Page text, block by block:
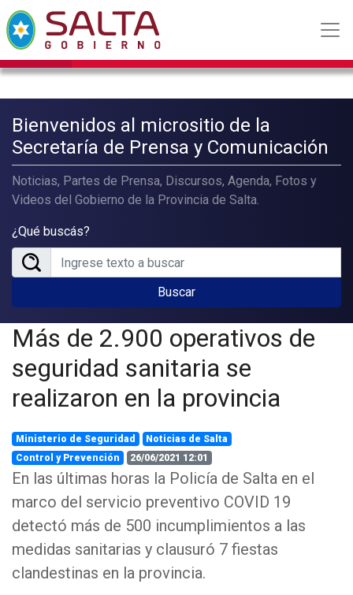
Bienvenidos al micrositio de la
Secretaría de Prensa y Comunicación
Noticias, Partes de Prensa, Discursos, Agenda, Fotos y
Videos del Gobierno de la Provincia de Salta.
¿Qué buscás?
Buscar
Más de 2.900 operativos de
seguridad sanitaria se
realizaron en la provincia
Ministerio de Seguridad
Noticias de Salta
Control y Prevención
26/06/2021 12:01
En las últimas horas la Policía de Salta en el
marco del servicio preventivo COVID 19
detectó más de 500 incumplimientos a las
medidas sanitarias y clausuró 7 fiestas
clandestinas en la provincia.